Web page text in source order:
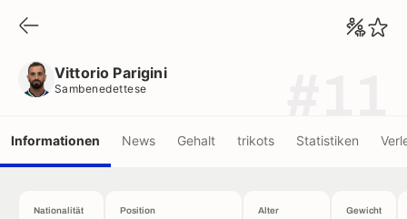
Vittorio Parigini
Sambenedettese
Informationen News Gehalt trikots Statistiken
Nationalität Position Alter Gewicht